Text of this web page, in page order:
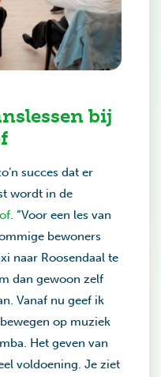
bij
succes dat er
wordt in de
. “Voor een les van
bewoners
naar Roosendaal te
dan gewoon zelf
Vanaf nu geef ik
op muziek
Het geven van
voldoening. Je ziet